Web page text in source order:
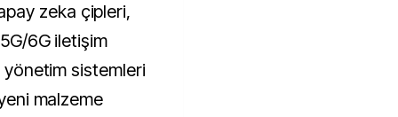
zeka çipleri,
6G iletişim
yönetim sistemleri
malzeme